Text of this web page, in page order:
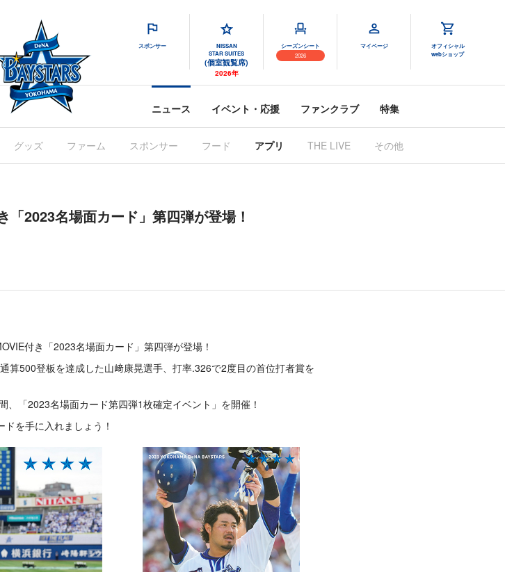
スポンサー
NISSAN
STAR SUITES
(個室観覧席)
2026年
シーズンシート
2026
マイページ
オフィシャル
webショップ
ニュース イベント・応援 ファンクラブ 特集
グッズ ファーム スポンサー フード アプリ THE LIVE その他
「2023名場面カード」第四弾が登場！
付き「2023名場面カード」第四弾が登場！
算500登板を達成した山﨑康晃選手、打率.326で2度目の首位打者賞を
「2023名場面カード第四弾1枚確定イベント」を開催！
を手に入れましょう！